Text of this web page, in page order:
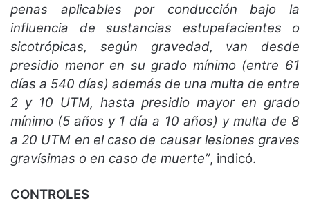
penas aplicables por conducción bajo la
influencia de sustancias estupefacientes o
sicotrópicas, según gravedad, van desde
presidio menor en su grado mínimo (entre 61
días a 540 días) además de una multa de entre
2 y 10 UTM, hasta presidio mayor en grado
mínimo (5 años y 1 día a 10 años) y multa de 8
a 20 UTM en el caso de causar lesiones graves
gravísimas o en caso de muerte”, indicó.
CONTROLES